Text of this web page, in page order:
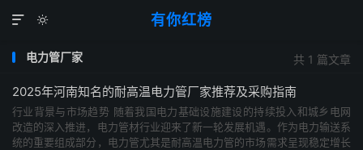
有你红榜


共 1 篇文章
电力管厂家
2025年河南知名的耐高温电力管厂家推荐及采购指南
行业背景与市场趋势 随着我国电力基础设施建设的持续投入和城乡电网
改造的深入推进，电力管材行业迎来了新一轮发展机遇。作为电力输送系
统的重要组成部分，电力管尤其是耐高温电力管的市场需求呈现稳定增长